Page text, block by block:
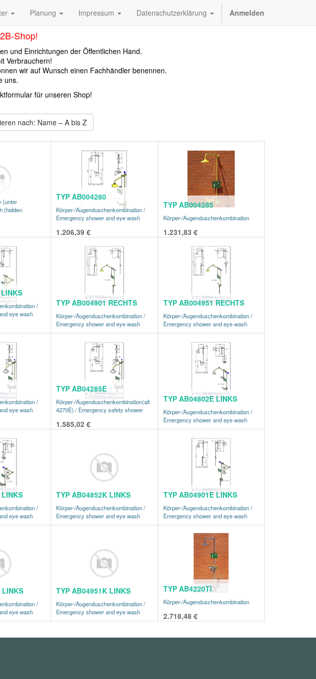
Planung Impressum Datenschutzerklärung Anmelden
Shop!
und Einrichtungen der Öffentlichen Hand.
Verbrauchern!
wir auf Wunsch einen Fachhändler benennen.
uns.
für unseren Shop!
nach: Name – A bis Z
(unter
(hidden
TYP AB004280
Körper-/Augenduschenkombination /
Emergency shower and eye wash
1.206,39€
TYP AB004285
Körper-/Augenduschenkombination
1.231,83 €
/
eye wash
TYP AB004901 RECHTS
Körper-/Augenduschenkombination /
Emergency shower and eye wash
TYP AB004951 RECHTS
Körper-/Augenduschenkombination /
Emergency shower and eye wash
/
eye wash
TYP AB04285E
Körper-/Augenduschenkombination(alt
4270E) / Emergency safety shower
1.585,02€
TYP AB04802E LINKS
Körper-/Augenduschenkombination /
Emergency shower and eye wash
/
eye wash
TYP AB04852K LINKS
Körper-/Augenduschenkombination /
Emergency shower and eye wash
TYP AB04901E LINKS
Körper-/Augenduschenkombination /
Emergency shower and eye wash
/
eye wash
TYP AB04951K LINKS
Körper-/Augenduschenkombination /
Emergency shower and eye wash
TYP AB4220TI
Körper-/Augenduschenkombination
2.718,48€